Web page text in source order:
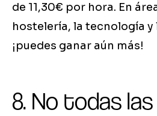
de 11,30€ por hora. En
hostelería, la tecnología
¡puedes ganar aún más!
8. No todas